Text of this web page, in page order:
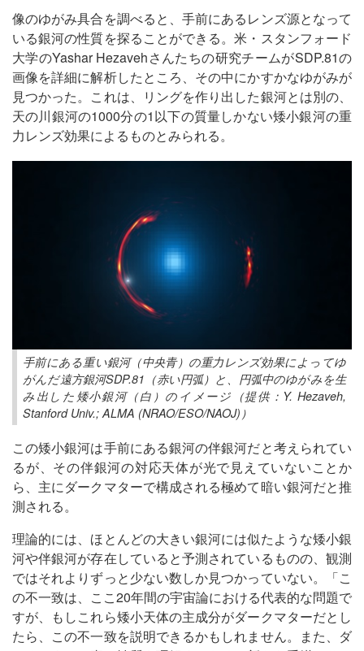
像のゆがみ具合を調べると、手前にあるレンズ源となって
いる銀河の性質を探ることができる。米・スタンフォード
大学のYashar Hezavehさんたちの研究チームがSDP.81の
画像を詳細に解析したところ、その中にかすかなゆがみが
見つかった。これは、リングを作り出した銀河とは別の、
天の川銀河の1000分の1以下の質量しかない矮小銀河の重
力レンズ効果によるものとみられる。
手前にある重い銀河（中央青）の重力レンズ効果によってゆ
がんだ遠方銀河SDP.81（赤い円弧）と、円弧中のゆがみを生
み出した矮小銀河（白）のイメージ（提供：Y. Hezaveh,
Stanford Univ.; ALMA (NRAO/ESO/NAOJ)）
この矮小銀河は手前にある銀河の伴銀河だと考えられてい
るが、その伴銀河の対応天体が光で見えていないことか
ら、主にダークマターで構成される極めて暗い銀河だと推
測される。
理論的には、ほとんどの大きい銀河には似たような矮小銀
河や伴銀河が存在していると予測されているものの、観測
ではそれよりずっと少ない数しか見つかっていない。「こ
の不一致は、ここ20年間の宇宙論における代表的な問題で
すが、もしこれら矮小天体の主成分がダークマターだとし
たら、この不一致を説明できるかもしれません。また、ダ